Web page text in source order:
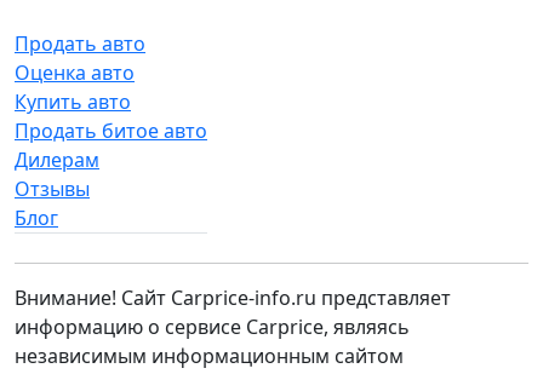
Продать авто
Оценка авто
Купить авто
Продать битое авто
Дилерам
Отзывы
Блог
Внимание! Сайт Carprice-info.ru представляет
информацию о сервисе Carprice, являясь
независимым информационным сайтом